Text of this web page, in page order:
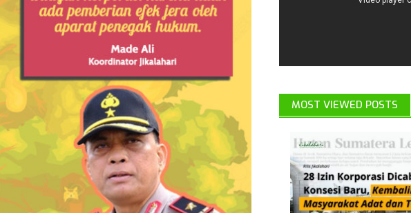
MOST VIEWED POSTS